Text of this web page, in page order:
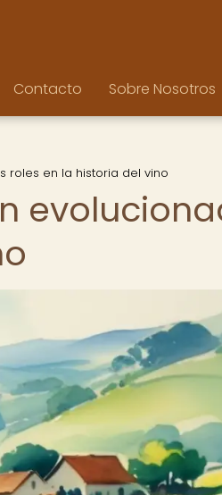
Contacto Sobre Nosotros
roles en la historia del vino